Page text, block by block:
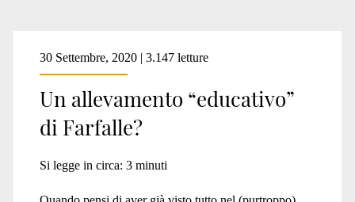
Tag:
<span>SmartBugs2.0</
30 Settembre, 2020 | 3.147 letture
Un allevamento “educativo”
di Farfalle?
Si legge in circa: 3 minuti